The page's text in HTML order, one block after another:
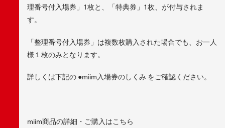
理番号付入場券」1枚と、「特典券」1枚、が付与されま
す。
「整理番号付入場券」は複数枚購入された場合でも、お一人
様１枚のみとなります。
詳しくは下記の ●miim入場券のしくみ をご確認ください。
miim商品の詳細・ご購入はこちら